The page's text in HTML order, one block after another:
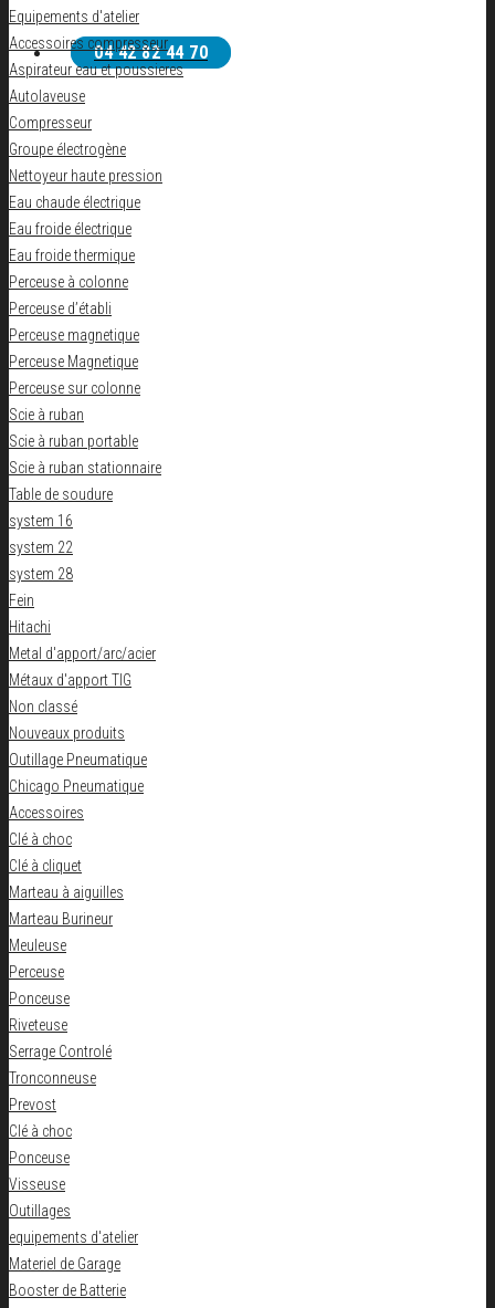
04 42 82 44 70
Equipements d'atelier
Accessoires compresseur
Aspirateur eau et poussieres
Autolaveuse
Compresseur
Groupe électrogène
Nettoyeur haute pression
Eau chaude électrique
Eau froide électrique
Eau froide thermique
Perceuse à colonne
Perceuse d’établi
Perceuse magnetique
Perceuse Magnetique
Perceuse sur colonne
Scie à ruban
Scie à ruban portable
Scie à ruban stationnaire
Table de soudure
system 16
system 22
system 28
Fein
Hitachi
Metal d'apport/arc/acier
Métaux d'apport TIG
Non classé
Nouveaux produits
Outillage Pneumatique
Chicago Pneumatique
Accessoires
Clé à choc
Clé à cliquet
Marteau à aiguilles
Marteau Burineur
Meuleuse
Perceuse
Ponceuse
Riveteuse
Serrage Controlé
Tronconneuse
Prevost
Clé à choc
Ponceuse
Visseuse
Outillages
equipements d'atelier
Materiel de Garage
Booster de Batterie